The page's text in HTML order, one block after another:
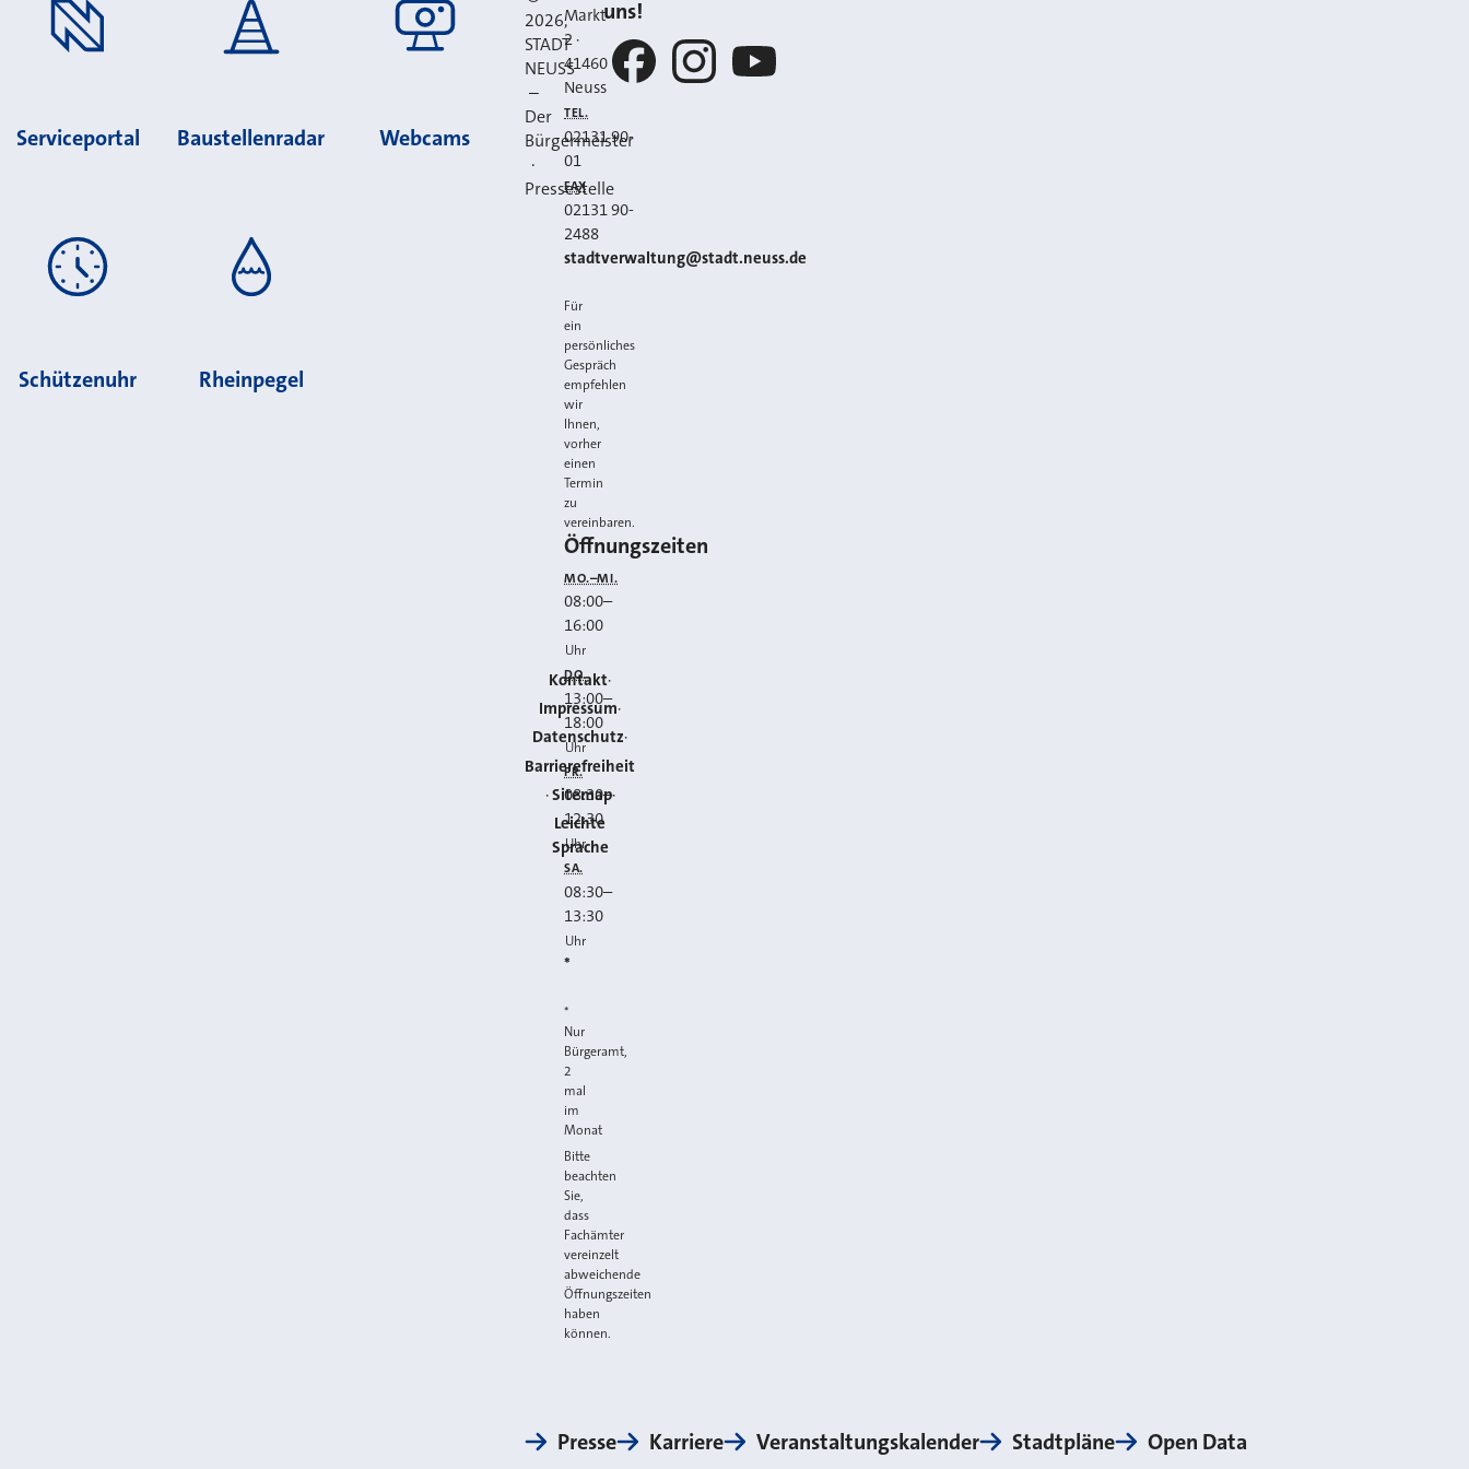
Serviceportal Baustellenradar Webcams
Schützenuhr Rheinpegel
2026,
STADT
NEUSS
–
Der
Bürgermeister
·
Pressestelle
Kontakt
Impressum
Datenschutz
Barrierefreiheit
Sitemap
Leichte
Sprache
Markt
2 ·
41460
Neuss
TEL.
02131 90-
01
FAX
02131 90-
2488
E-MAIL
stadtverwaltung@stadt.neuss.de
Für
ein
persönliches
Gespräch
empfehlen
wir
Ihnen,
vorher
einen
Termin
zu
vereinbaren.
Öffnungszeiten
MO.–MI.
08:00–
16:00
Uhr
DO.
13:00–
18:00
Uhr
FR.
08:30–
12:30
Uhr
SA.
08:30–
13:30
Uhr
*
*
Nur
Bürgeramt,
2
mal
im
Monat
Bitte
beachten
Sie,
dass
Fachämter
vereinzelt
abweichende
Öffnungszeiten
haben
können.
uns!
Presse Karriere Veranstaltungskalender Stadtpläne Open Data